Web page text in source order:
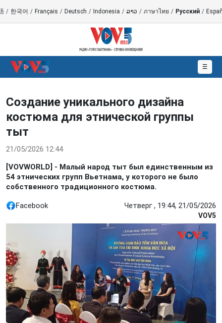
/ 한국어 / Français / Deutsch / Indonesia / ລາວ / ภาษาไทย / Русский /
☰
Создание уникального дизайна
костюма для этнической группы
тыт
21/05/2026 12:44
[VOVWORLD] - Малый народ тыт был единственным из
54 этнических групп Вьетнама, у которого не было
собственного традиционного костюма.
Facebook Четверг , 19:44, 21/05/2026
VOV5